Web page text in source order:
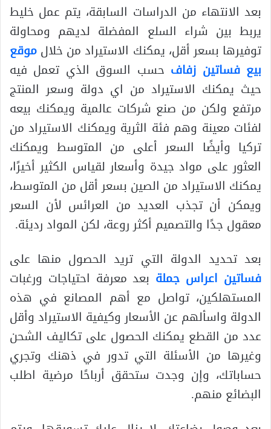
بعد الانتهاء من الدراسات السابقة، يتم عمل خليط
يربط بين شراء السلع المفضلة لديهم ومحاولة
توفيرها بسعر أقل، يمكنك الاستيراد من خلالموقع
بيع فساتين زفاف حسب السوق الذي تعمل فيه
حيث يمكنك الاستيراد من اي دولة وسعر المنتج
مرتفع ولكن من صنع شركات عالمية ويمكنك بيعه
لفئات معينة وهم فئة الثرية ويمكنك الاستيراد من
تركيا وأيضًا السعر أعلى من المتوسط ​​ويمكنك
العثور على مواد جيدة وأسعار لقياس الكثير أخيرًا،
يمكنك الاستيراد من الصين بسعر أقل من المتوسط​​،
ويمكن أن تجذب العديد من العرائس لأن السعر
معقول جدًا والتصميم أكثر روعة، لكن المواد رديئة.
بعد تحديد الدولة التي تريد الحصول منها على
فساتين اعراس جملة بعد معرفة احتياجات ورغبات
المستهلكين، تواصل مع أهم المصانع في هذه
الدولة واسألهم عن الأسعار وكيفية الاستيراد وأقل
عدد من القطع يمكنك الحصول على تكاليف الشحن
وغيرها من الأسئلة التي تدور في ذهنك وتجري
حساباتك، وإن وجدت ستحقق أرباحًا مرضية اطلب
البضائع منهم.